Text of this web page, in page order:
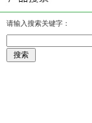
请输入搜索关键字：